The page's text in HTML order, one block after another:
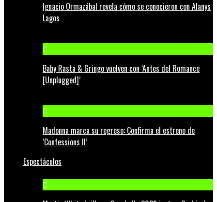
Ignacio Ormazábal revela cómo se conocieron con Alanys
Lagos
Baby Rasta & Gringo vuelven con ‘Antes del Romance
[Unplugged]’
Madonna marca su regreso: Confirma el estreno de
‘Confessions II’
Espectáculos